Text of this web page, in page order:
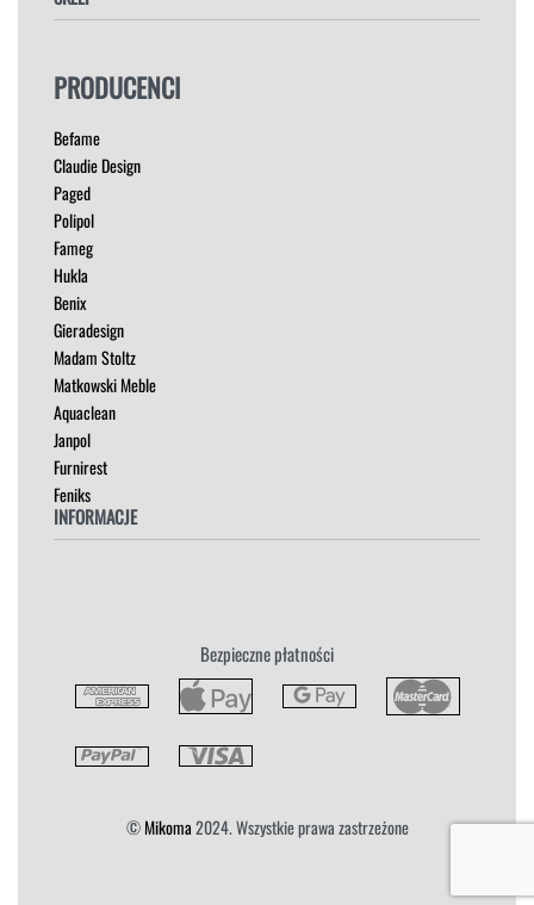
SKLEP
FOTELE
KRZESŁA
ŁÓŻKA
MEBLE RTV
NAROŻNIKI
OUTLET
PUFY
SOFY
STOLIKI
STOŁY
SZAFKI I KOMODY
Befame
Claudie Design
Paged
Polipol
Fameg
Hukla
Benix
Gieradesign
Madam Stoltz
Matkowski Meble
Aquaclean
Janpol
Furnirest
Feniks
INFORMACJE
Reklamacja
Bezpieczne płatności